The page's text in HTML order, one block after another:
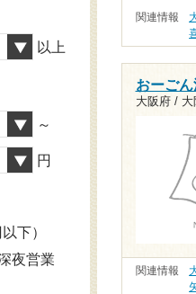
関連情報
おーごん
大阪府 /
関連情報
以上
～
円
下）
夜営業